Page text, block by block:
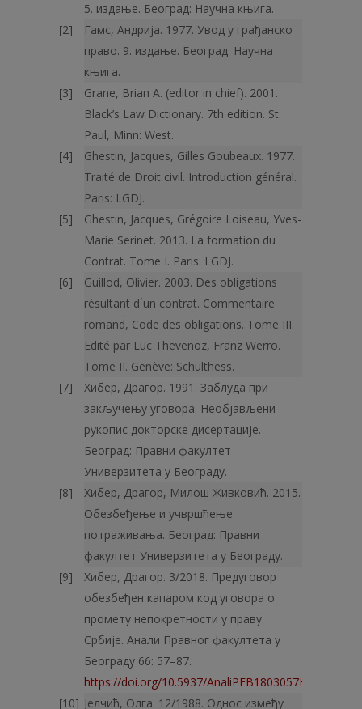
5. издање. Београд: Научна књига.
Гамс, Андрија. 1977. Увод у грађанско
право. 9. издање. Београд: Научна
књига.
Grane, Brian A. (editor in chief). 2001.
Black’s Law Dictionary. 7th edition. St.
Paul, Minn: West.
Ghestin, Jacques, Gilles Goubeaux. 1977.
Traité de Droit civil. Intro­duction général.
Paris: LGDJ.
Ghestin, Jacques, Grégoire Loiseau, Yves-
Marie Serinet. 2013. La for­mation du
Contrat. Tome I. Paris: LGDJ.
Guillod, Olivier. 2003. Des obligations
résultant d´un contrat. Com­mentaire
romand, Code des obligations. Tome III.
Edité par Luc Thevenoz, Franz Werro.
Тome II. Genève: Schulthess.
Хибер, Драгор. 1991. Заблуда при
закључењу уговора. Необјављени
рукопис докторске дисертације.
Београд: Правни факултет
Универзитета у Београду.
Хибер, Драгор, Милош Живковић. 2015.
Обезбеђење и учвршћење
потраживања. Београд: Правни
факултет Универзитета у Бео­граду.
Хибер, Драгор. 3/2018. Предуговор
обезбеђен капаром код уговора о
промету непокретности у праву
Србије. Анали Правног факултета у
Београду 66: 57–87.
https://doi.org/10.5937/AnaliPFB1803057H
Јелчић, Олга. 12/1988. Однос између